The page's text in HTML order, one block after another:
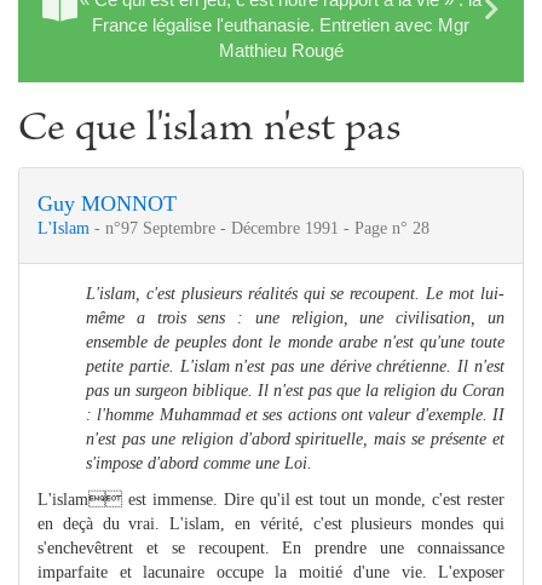
France légalise l'euthanasie. Entretien avec Mgr
Matthieu Rougé
Ce que l'islam n'est pas
Guy MONNOT
L'Islam - n°97 Septembre - Décembre 1991 - Page n° 28
L'islam, c'est plusieurs réalités qui se recoupent. Le mot lui-
même a trois sens : une religion, une civilisation, un
ensemble de peuples dont le monde arabe n'est qu'une toute
petite partie. L'islam n'est pas une dérive chrétienne. Il n'est
pas un surgeon biblique. Il n'est pas que la religion du Coran
: l'homme Muhammad et ses actions ont valeur d'exemple. II
n'est pas une religion d'abord spirituelle, mais se présente et
s'impose d'abord comme une Loi.
L'islam est immense. Dire qu'il est tout un monde, c'est rester
en deçà du vrai. L'islam, en vérité, c'est plusieurs mondes qui
s'enchevêtrent et se recoupent. En prendre une connaissance
imparfaite et lacunaire occupe la moitié d'une vie. L'exposer